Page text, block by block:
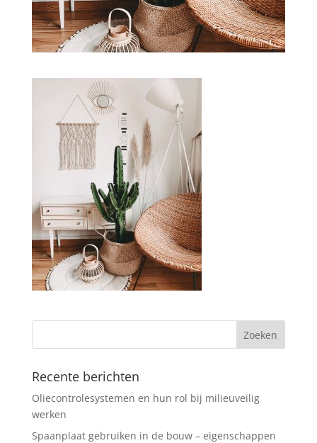
Recente berichten
Oliecontrolesystemen en hun rol bij milieuveilig
werken
Spaanplaat gebruiken in de bouw – eigenschappen